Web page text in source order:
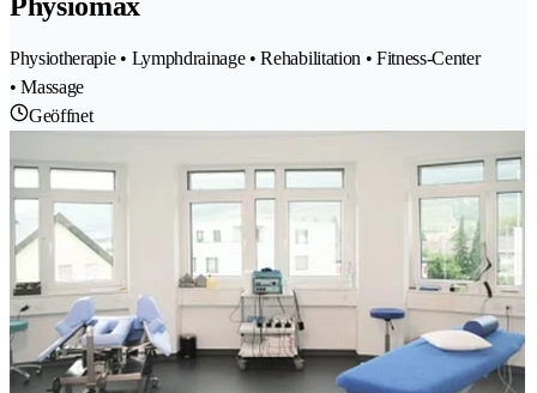
Physiomax
Physiotherapie • Lymphdrainage • Rehabilitation • Fitness-Center
• Massage
Geöffnet